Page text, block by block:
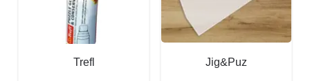
Trefl Jig&Puz